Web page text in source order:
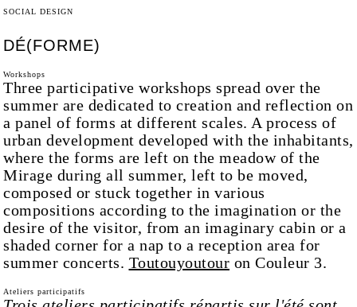
SOCIAL DESIGN
DÉ(FORME)
Workshops
Three participative workshops spread over the
summer are dedicated to creation and reflection on
a panel of forms at different scales. A process of
urban development developed with the inhabitants,
where the forms are left on the meadow of the
Mirage during all summer, left to be moved,
composed or stuck together in various
compositions according to the imagination or the
desire of the visitor, from an imaginary cabin or a
shaded corner for a nap to a reception area for
summer concerts. Toutouyoutour on Couleur 3.
Ateliers participatifs